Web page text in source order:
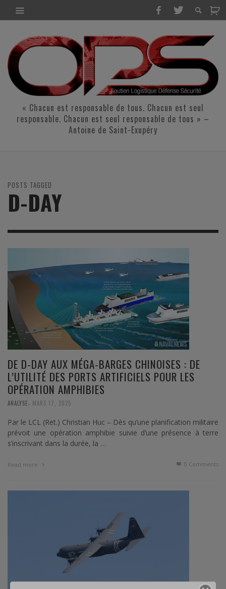
« Chacun est responsable de tous. Chacun est seul
responsable. Chacun est seul responsable de tous » –
Antoine de Saint-Exupéry
POSTS TAGGED
D-DAY
DE D-DAY AUX MÉGA-BARGES CHINOISES : DE
L’UTILITÉ DES PORTS ARTIFICIELS POUR LES
OPÉRATION AMPHIBIES
ANALYSE MARS 17, 2025
Par le LCL (Ret.) Christian Huc – Dès qu’une planification militaire
prévoit une opération amphibie suivie d’une présence à terre
s’inscrivant dans la durée, la …
Read more 0 Comments